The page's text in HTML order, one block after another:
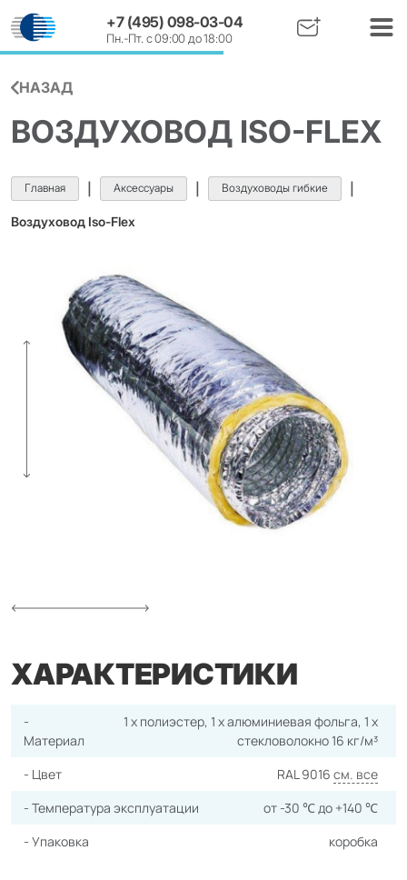
+7 (495) 098-03-04
Пн.-Пт. с 09:00 до 18:00
НАЗАД
ВОЗДУХОВОД ISO-FLEX
Главная Аксессуары Воздуховоды гибкие
Воздуховод Iso-Flex
ХАРАКТЕРИСТИКИ
-
Материал
1 x полиэстер, 1 х алюминиевая фольга, 1 х
стекловолокно 16 кг/м³
- Цвет
RAL 9016 см. все
- Температура эксплуатации
от -30 ℃ до +140 ℃
- Упаковка
коробка